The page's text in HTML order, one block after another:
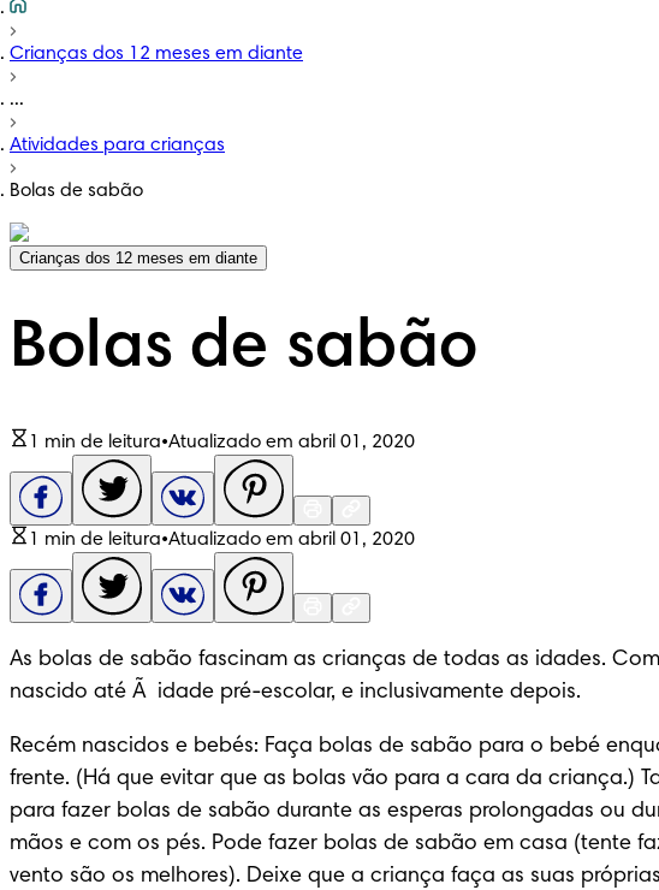
Crianças dos 12 meses em diante
...
Atividades para crianças
Bolas de sabão
Crianças dos 12 meses em diante
Bolas de sabão
1 min de leitura•Atualizado em abril 01, 2020
1 min de leitura•Atualizado em abril 01, 2020
As bolas de sabão fascinam as crianças de todas as idades.
nascido até Ã  idade pré-escolar, e inclusivamente depois.
Recém nascidos e bebés: Faça bolas de sabão para o bebé
frente. (Há que evitar que as bolas vão para a cara da criança.)
para fazer bolas de sabão durante as esperas prolongadas ou
mãos e com os pés. Pode fazer bolas de sabão em casa (tente
vento são os melhores). Deixe que a criança faça as suas